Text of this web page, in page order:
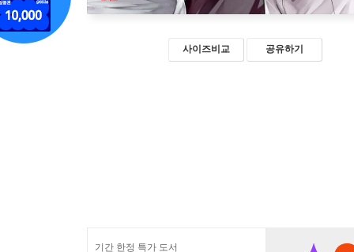
사이즈비교 공유하기
기간 한정 특가 도서